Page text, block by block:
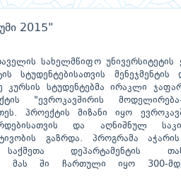
2015"
სახელმწიფო უნივერსიტეტის
სტუდენტებისათვის მენეჯმენტის
კურსის სტუდენტებმა ირაკლი
"ევროკავშირის
პროექტის მიზანი იყო
და აღნიშნულ
გაზრდა. პროგრამა
დეპარტამენტის
მას ში ჩართული იყო 300-